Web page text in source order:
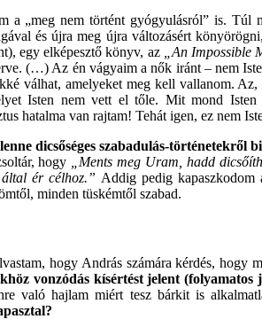
a „meg nem történt gyógyulásról” is.
és újra meg újra változásért
egy elképesztő könyv, az
„An Impossible
(…) Az én vágyaim a nők iránt – nem
válhat, amelyeket meg kell vallanom.
Isten nem vett el tőle. Mit mond
hatalma van rajtam! Tehát igen, ez nem
dicsőséges szabadulás-történetekről
hogy
„Ments meg Uram, hadd
ér célhoz.” Addig pedig kapaszkodom
minden tüskémtől szabad.
hogy András számára kérdés,
vonzódás kísértést jelent (folyamatos
való hajlam miért tesz bárkit is